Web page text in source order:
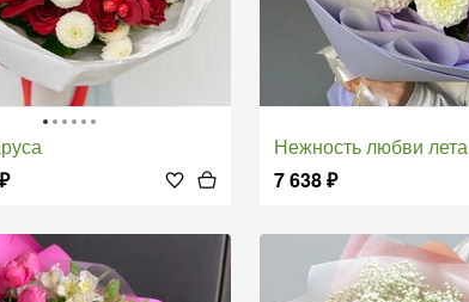
₽
Нежность любви лета
7 638₽